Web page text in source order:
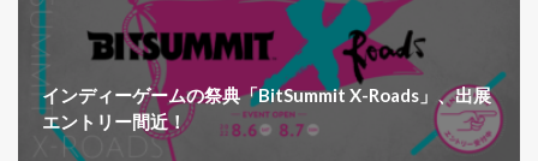
インディーゲームの祭典「BitSummit X-Roads」、出展
エントリー間近！